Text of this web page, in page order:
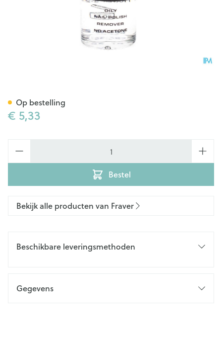
€ 5,33
Bestel
Op bestelling
Bekijk alle producten van Fraver
Beschikbare leveringsmethoden
Gegevens